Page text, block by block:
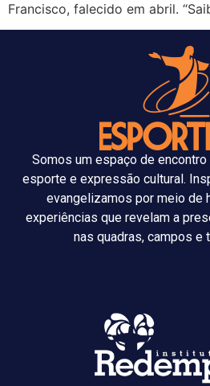
Francisco, falecido em abril.
Somos um espaço de
esporte e expressão cultural.
evangelizamos por meio de
experiências que revelam a
nas quadras, campos e